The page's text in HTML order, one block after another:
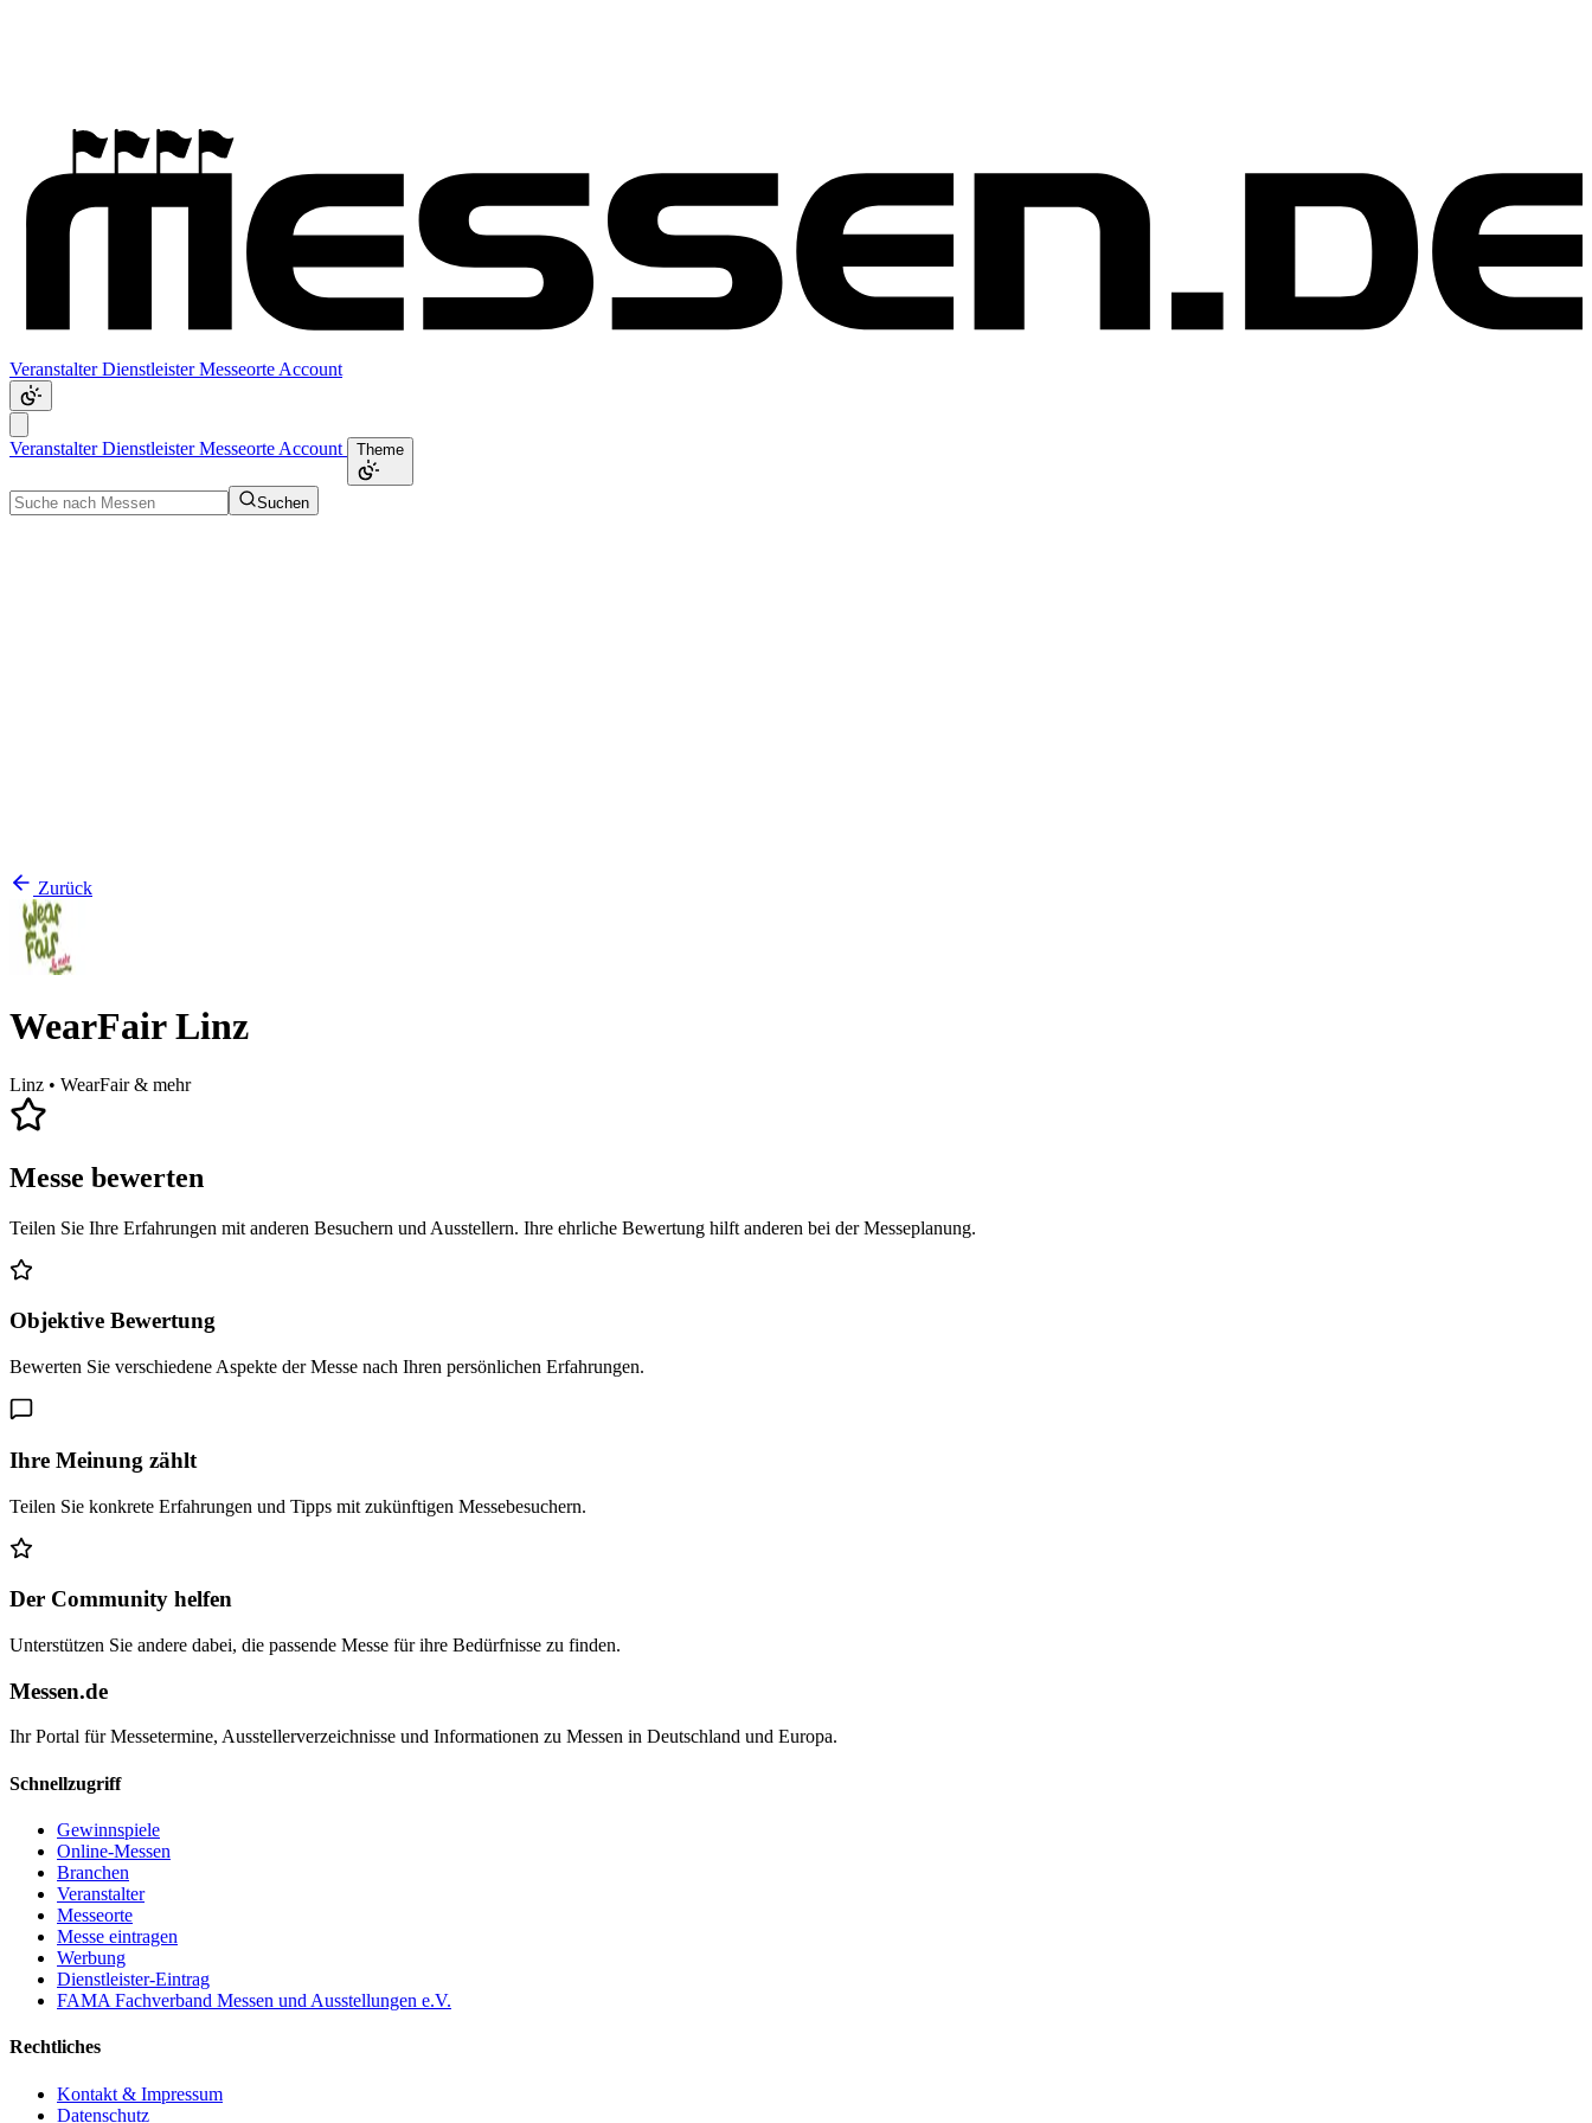
VeranstalterDienstleisterMesseorte Account
VeranstalterDienstleisterMesseorte Account Theme
Suchen
Zurück
WearFair Linz
Linz • WearFair & mehr
Messe bewerten
Teilen Sie Ihre Erfahrungen mit anderen Besuchern und Ausstellern. Ihre ehrliche Bewertung hilft anderen bei der Messeplanung.
Objektive Bewertung
Bewerten Sie verschiedene Aspekte der Messe nach Ihren persönlichen Erfahrungen.
Ihre Meinung zählt
Teilen Sie konkrete Erfahrungen und Tipps mit zukünftigen Messebesuchern.
Der Community helfen
Unterstützen Sie andere dabei, die passende Messe für ihre Bedürfnisse zu finden.
Messen.de
Ihr Portal für Messetermine, Ausstellerverzeichnisse und Informationen zu Messen in Deutschland und Europa.
Schnellzugriff
Gewinnspiele
Online-Messen
Branchen
Veranstalter
Messeorte
Messe eintragen
Werbung
Dienstleister-Eintrag
FAMA Fachverband Messen und Ausstellungen e.V.
Rechtliches
Kontakt & Impressum
Datenschutz